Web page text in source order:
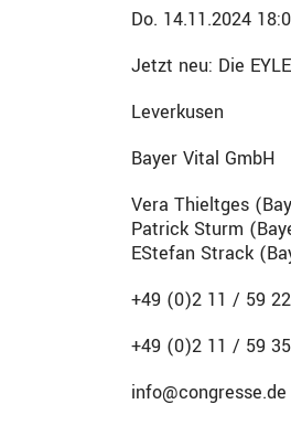
Do. 14.11.2024
Jetzt neu: Die
Leverkusen
Bayer Vital GmbH
Vera Thieltges
Patrick Sturm
EStefan Strack
+49 (0)2 11 / 59
+49 (0)2 11 / 59
info@congresse.de